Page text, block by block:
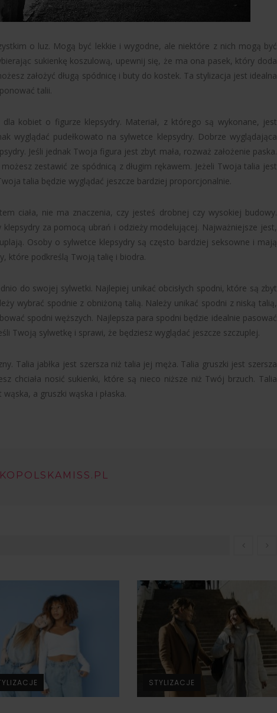
o luz. Mogą być lekkie i wygodne, ale niektóre z nich mogą być
sukienkę koszulową, upewnij się, że ma ona pasek, który doda
założyć długą spódnicę i buty do kostek. Ta stylizacja jest idealna
talii.
kobiet o figurze klepsydry. Materiał, z którego są wykonane, jest
wyglądać pudełkowato na sylwetce klepsydry. Dobrze wyglądająca
Jeśli jednak Twoja figura jest zbyt mała, rozważ założenie paska.
zestawić ze spódnicą z długim rękawem. Jeżeli Twoja talia jest
talia będzie wyglądać jeszcze bardziej proporcjonalnie.
ciała, nie ma znaczenia, czy jesteś drobnej czy wysokiej budowy.
za pomocą ubrań i odzieży modelującej. Najważniejsze jest,
Osoby o sylwetce klepsydry są często bardziej seksowne i mają
które podkreślą Twoją talię i biodra.
do swojej sylwetki. Najlepiej unikać obcisłych spodni, które są zbyt
wybrać spodnie z obniżoną talią. Należy unikać spodni z niską talią,
spodni węższych. Najlepsza para spodni będzie idealnie pasować
Twoją sylwetkę i sprawi, że będziesz wyglądać jeszcze szczuplej.
Talia jabłka jest szersza niż talia jej męża. Talia gruszki jest szersza
chciała nosić sukienki, które są nieco niższe niż Twój brzuch. Talia
a gruszki wąska i płaska.
STYLIZACJE